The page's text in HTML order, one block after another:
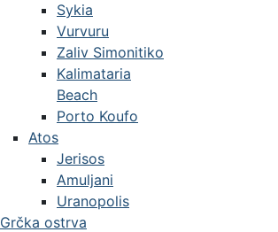
Sykia
Vurvuru
Zaliv Simonitiko
Kalimataria
Beach
Porto Koufo
Atos
Jerisos
Amuljani
Uranopolis
Grčka ostrva